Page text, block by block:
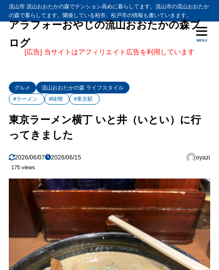
流山市 流山おおたかの森でテンション高めに暮らしてます。流山市の流山おおたか
の森で暮らしてます。隣接している柏市、松戸市の情報も書いていきます。
アラフォーおやじの流山おおたかの森ブ
ログ
MENU
[広告] 当サイトはアフィリエイト広告を利用しています
グルメ
流山おおたかの森 ライフスタイル
#ラーメン
#味噌 #東京駅
東京ラーメン横丁 いと井（いとい）に行
ってきました
2026/06/07 2026/06/15 oyazi
175 views